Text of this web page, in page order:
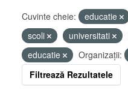
Cuvinte cheie: educatie
scoli
universitati
educatie
Organizații:
Filtrează Rezultatele